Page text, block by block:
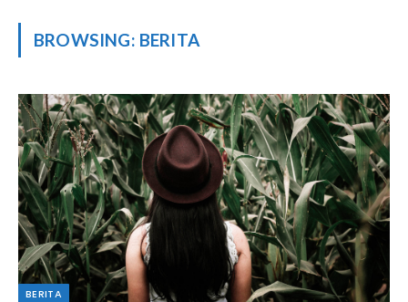
BROWSING: BERITA
BERITA